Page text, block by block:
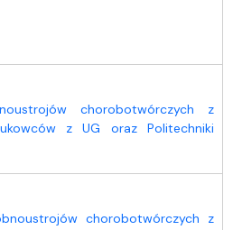
chorobotwórczych z
z UG oraz Politechniki
chorobotwórczych z